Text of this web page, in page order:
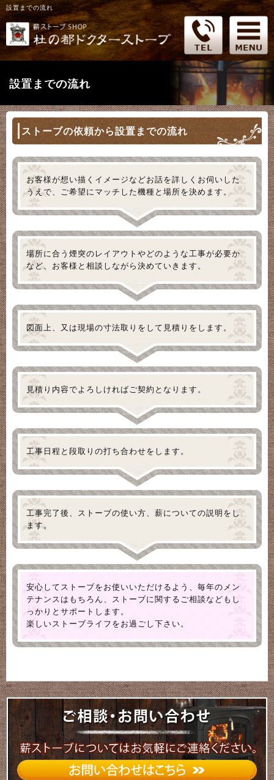
設置までの流れ
設置までの流れ
ストーブの依頼から設置までの流れ
お客様が想い描くイメージなどお話を詳しくお伺いした
うえで、ご希望にマッチした機種と場所を決めます。
場所に合う煙突のレイアウトやどのような工事が必要か
など、お客様と相談しながら決めていきます。
図面上、又は現場の寸法取りをして見積りをします。
見積り内容でよろしければご契約となります。
工事日程と段取りの打ち合わせをします。
工事完了後、ストーブの使い方、薪についての説明をし
ます。
安心してストーブをお使いいただけるよう、毎年のメン
テナンスはもちろん、ストーブに関するご相談などもし
っかりとサポートします。
楽しいストーブライフをお過ごし下さい。